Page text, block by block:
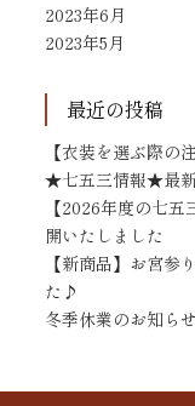
2023年6月
2023年5月
最近の投稿
【衣装を選ぶ際の
★七五三情報★最新
【2026年度の七
開いたしました
【新商品】お宮参
た♪
冬季休業のお知ら